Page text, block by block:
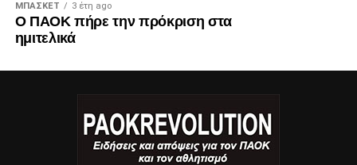
ΜΠΆΣΚΕΤ 3 έτη ago
Ο ΠΑΟΚ πήρε την πρόκριση στα
ημιτελικά